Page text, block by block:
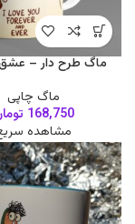
ماگ طرح دار – عشق
ماگ چاپی
168,750
مشاهده